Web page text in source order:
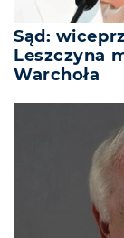
Sąd:
Leszczyna
Warchoła